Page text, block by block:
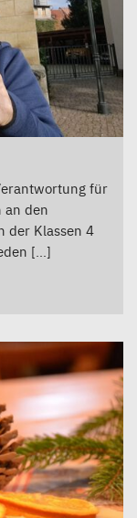
für
an den
der Klassen 4
[…]